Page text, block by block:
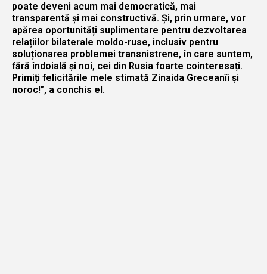
poate deveni acum mai democratică, mai
transparentă și mai constructivă. Și, prin urmare, vor
apărea oportunități suplimentare pentru dezvoltarea
relațiilor bilaterale moldo-ruse, inclusiv pentru
soluționarea problemei transnistrene, în care suntem,
fără îndoială și noi, cei din Rusia foarte cointeresați.
Primiți felicitările mele stimată Zinaida Greceanîi și
noroc!”, a conchis el.